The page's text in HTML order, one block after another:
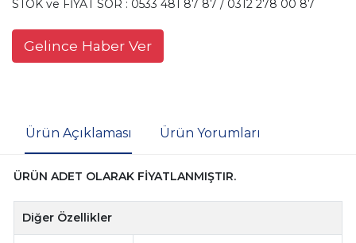
STOK ve FİYAT SOR : 0533 481 87 87 / 0312 278 00 87
Gelince Haber Ver
Ürün Açıklaması Ürün Yorumları
ÜRÜN ADET OLARAK FİYATLANMIŞTIR.
Diğer Özellikler